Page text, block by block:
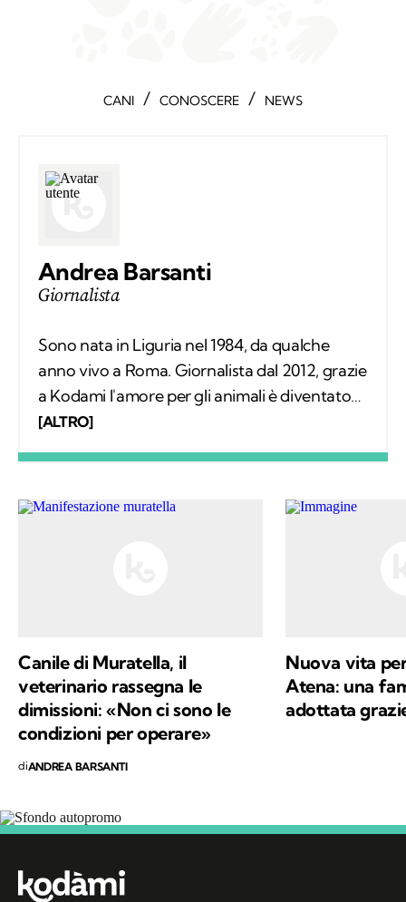
CANI / CONOSCERE / NEWS
Andrea Barsanti
Giornalista
Sono nata in Liguria nel 1984, da qualche
anno vivo a Roma. Giornalista dal 2012, grazie
a Kodami l'amore per gli animali è diventato
un lavoro attraverso cui provo a fare la
libero tanti libri, qualche viaggio e una
[ALTRO]
Canile di Muratella, il
veterinario rassegna le
dimissioni: «Non ci sono le
condizioni per operare»
diANDREA BARSANTI
Nuova vita
Atena: una
adottata
Segui Kodami